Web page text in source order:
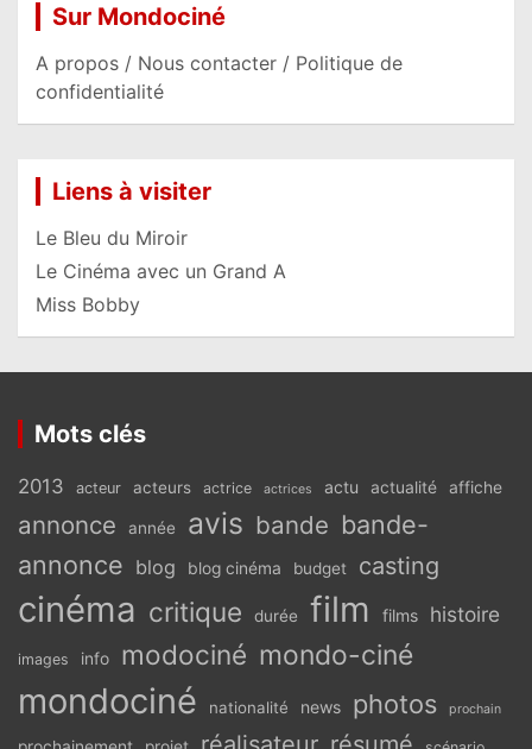
Sur Mondociné
A propos / Nous contacter / Politique de
confidentialité
Liens à visiter
Le Bleu du Miroir
Le Cinéma avec un Grand A
Miss Bobby
Mots clés
2013 acteur acteurs actrice actrices actu actualité affiche
annonce année avis bande bande-
annonce blog blog cinéma budget casting
cinéma critique durée film films histoire
images info modociné mondo-ciné
mondociné nationalité news photos prochain